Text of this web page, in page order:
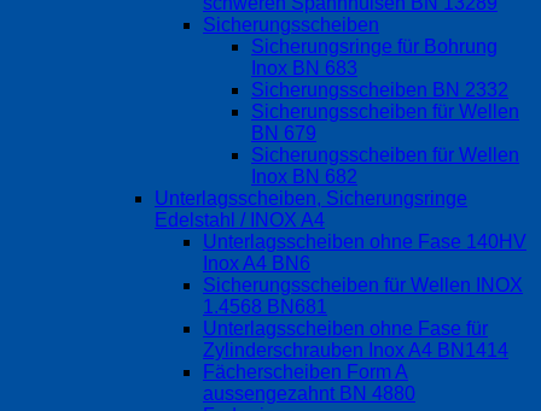
Sicherungsscheiben
Sicherungsringe für Bohrung
Inox BN 683
Sicherungsscheiben BN 2332
Sicherungsscheiben für Wellen
BN 679
Sicherungsscheiben für Wellen
Inox BN 682
Unterlagsscheiben, Sicherungsringe
Edelstahl / INOX A4
Unterlagsscheiben ohne Fase 140HV
Inox A4 BN6
Sicherungsscheiben für Wellen INOX
1.4568 BN681
Unterlagsscheiben ohne Fase für
Zylinderschrauben Inox A4 BN1414
Fächerscheiben Form A
aussengezahnt BN 4880